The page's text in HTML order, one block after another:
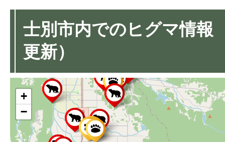
士別市内でのヒグマ情報
更新）
+
−